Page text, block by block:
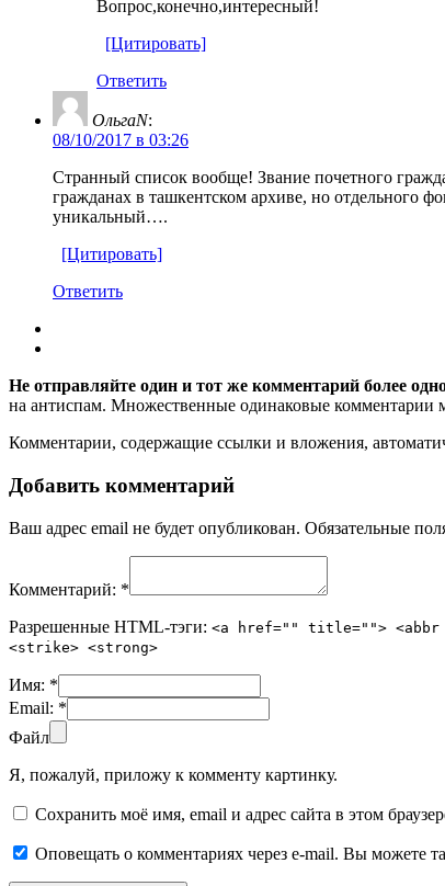
Вопрос,конечно,интересный!
[Цитировать]
Ответить
ОльгаN:
08/10/2017 в 03:26
Странный список вообще! Звание почетного
гражданах в ташкентском архиве, но отдельного
уникальный….
[Цитировать]
Ответить
Не отправляйте один и тот же комментарий более
на антиспам. Множественные одинаковые комментарии
Комментарии, содержащие ссылки и вложения,
Добавить комментарий
Ваш адрес email не будет опубликован. Обязательные
Комментарий: *
Разрешенные HTML-тэги: <a href="" title=""> <abbr
<strike> <strong>
Имя: *
Email: *
Файл
Я, пожалуй, приложу к комменту картинку.
Сохранить моё имя, email и адрес сайта в этом
Оповещать о комментариях через e-mail. Вы можете